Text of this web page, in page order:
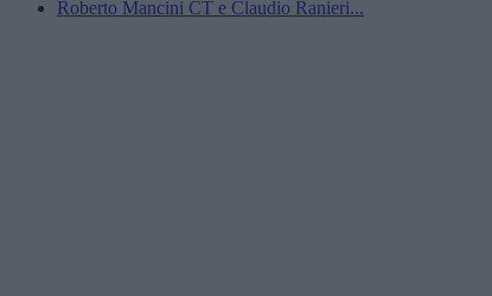
Roberto Mancini CT e Claudio Ranieri...